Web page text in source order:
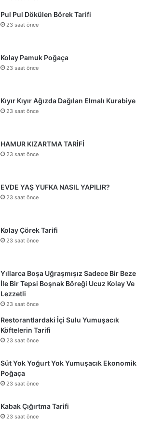
Pul Pul Dökülen Börek Tarifi
23 saat önce
Kolay Pamuk Poğaça
23 saat önce
Kıyır Kıyır Ağızda Dağılan Elmalı Kurabiye
23 saat önce
HAMUR KIZARTMA TARİFİ
23 saat önce
EVDE YAŞ YUFKA NASIL YAPILIR?
23 saat önce
Kolay Çörek Tarifi
23 saat önce
Yıllarca Boşa Uğraşmışız Sadece Bir Beze
İle Bir Tepsi Boşnak Böreği Ucuz Kolay Ve
Lezzetli
23 saat önce
Restorantlardaki İçi Sulu Yumuşacık
Köftelerin Tarifi
23 saat önce
Süt Yok Yoğurt Yok Yumuşacık Ekonomik
Poğaça
23 saat önce
Kabak Çığırtma Tarifi
23 saat önce